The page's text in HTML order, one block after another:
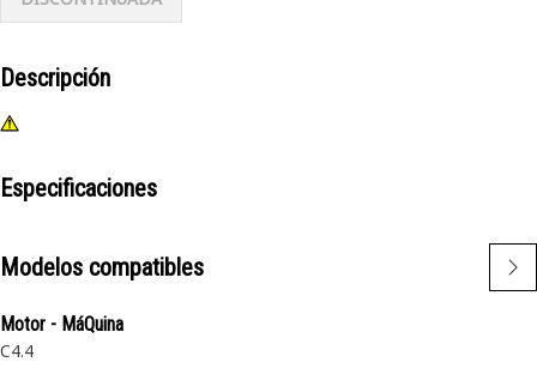
Descripción
Especificaciones
Modelos compatibles
Motor - MáQuina
C4.4